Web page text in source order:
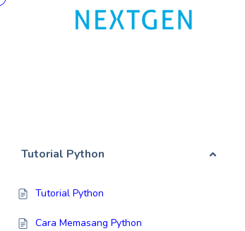
Tutorial Python
Tutorial Python
Cara Memasang Python